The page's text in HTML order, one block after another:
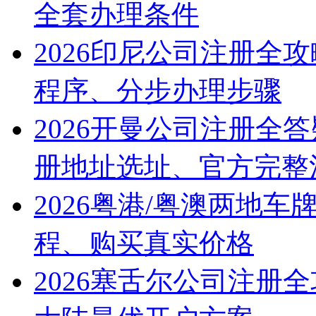
全套办理条件
2026印尼公司注册全
程序、分步办理步骤
2026开曼公司注册全
册地址选址、官方完
2026粤港/粤澳两地车
程、购买真实价格
2026塞舌尔公司注册